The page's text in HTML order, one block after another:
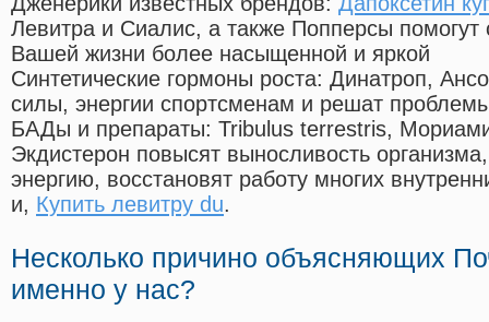
Левитра и Сиалис, а также Попперсы помогут
Вашей жизни более насыщенной и яркой
Синтетические гормоны роста: Динатроп,
силы, энергии спортсменам и решат
БАДы и препараты: Tribulus terrestris,
Экдистерон повысят выносливость
энергию, восстановят работу многих
и, Купить левитру du.
Несколько причино объясняющих
именно у нас?